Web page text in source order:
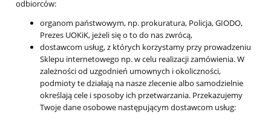
odbiorców:
organom państwowym, np. prokuratura, Policja, GIODO,
Prezes UOKiK, jeżeli się o to do nas zwrócą,
dostawcom usług, z których korzystamy przy prowadzeniu
Sklepu internetowego np. w celu realizacji zamówienia. W
zależności od uzgodnień umownych i okoliczności,
podmioty te działają na nasze zlecenie albo samodzielnie
określają cele i sposoby ich przetwarzania. Przekazujemy
Twoje dane osobowe następującym dostawcom usług: